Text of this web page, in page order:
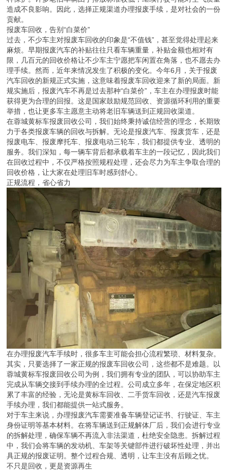
造成不良影响。因此，选择正规渠道办理报废手续，是对社会的一份
贡献。
报废车回收，告别“白菜价”
过去，不少车主对报废车回收的印象是“不值钱”，甚至觉得处理起来
麻烦。早期报废汽车的补贴往往只看车辆重量，补贴金额也相对有
限，几百元的回收价格让不少车主宁愿把车闲置在角落，也不愿去办
理手续。然而，近年来情况发生了积极的变化。今年6月，关于报废
汽车回收的新规正式实施，这意味着报废车回收迎来了新的局面。新
规实施后，报废汽车不再是过去那种“白菜价”，车主在办理报废时能
获得更为合理的回报。这是国家鼓励规范回收、资源循环利用的重要
举措，也让更多车主愿意主动将老旧车辆送到正规回收渠道。
在蓉城黄标车报废回收公司，我们始终秉持诚信经营的理念，长期致
力于各类报废车辆的回收与拆解。无论是报废汽车、报废货车，还是
报废电车、报废摩托车、报废电动三轮车，我们都提供专业、透明的
服务。我们深知，每一辆车背后都承载着车主的一段记忆，因此我们
在回收过程中，不仅严格按照规程处理，还会尽力为车主争取合理的
回收价格，让大家在处理旧车时感到舒心。
正规流程，省心省力
在办理报废汽车手续时，很多车主可能会担心流程繁琐、材料复杂。
其实，只要选择了一家正规的报废车回收公司，这些都不是难题。以
蓉城黄标车报废回收公司为例，我们拥有专业的团队，可以协助车主
完成从车辆交接到手续办理的全过程。公司成立多年，在保定地区积
累了丰富的经验，无论是黄标车回收、二手货车回收，还是汽车报废
手续办理，我们都能提供一站式服务。
对于车主来说，办理报废汽车需要准备车辆登记证书、行驶证、车主
身份证明等基本材料。在将车辆送到正规解体厂后，我们会进行专业
的拆解处理，确保车辆不再流入非法渠道，杜绝安全隐患。拆解过程
中，我们会将车辆的发动机、车架等关键部件进行破坏性处理，并出
具正规的报废证明。整个过程合规、透明，让车主没有后顾之忧。
不只是回收，更是资源再生